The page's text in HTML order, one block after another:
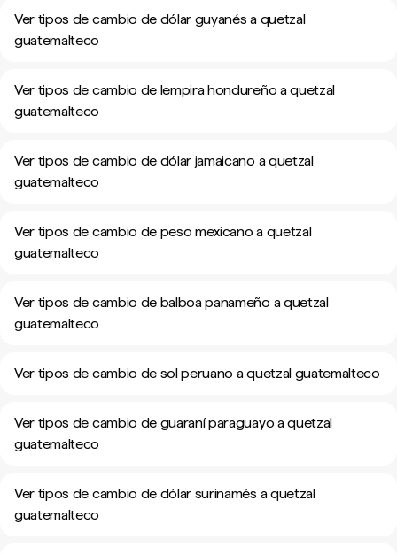
Ver tipos de cambio de dólar guyanés a quetzal
guatemalteco
Ver tipos de cambio de lempira hondureño a quetzal
guatemalteco
Ver tipos de cambio de dólar jamaicano a quetzal
guatemalteco
Ver tipos de cambio de peso mexicano a quetzal
guatemalteco
Ver tipos de cambio de balboa panameño a quetzal
guatemalteco
Ver tipos de cambio de sol peruano a quetzal guatemalteco
Ver tipos de cambio de guaraní paraguayo a quetzal
guatemalteco
Ver tipos de cambio de dólar surinamés a quetzal
guatemalteco